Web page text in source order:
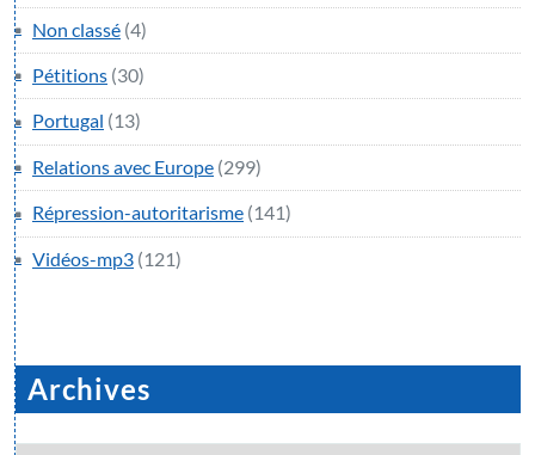
Non classé (4)
Pétitions (30)
Portugal (13)
Relations avec Europe (299)
Répression-autoritarisme (141)
Vidéos-mp3 (121)
Archives